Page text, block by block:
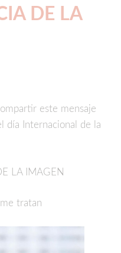
DE LA
este mensaje
día Internacional de la
LA IMAGEN
tratan